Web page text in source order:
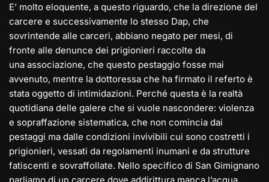
E’ molto eloquente, a questo riguardo, che la direzione del
carcere e successivamente lo stesso Dap, che
sovrintende alle carceri, abbiano negato per mesi, di
fronte alle denunce dei prigionieri raccolte da
una associazione, che questo pestaggio fosse mai
avvenuto, mentre la dottoressa che ha firmato il referto è
stata oggetto di intimidazioni. Perché questa è la realtà
quotidiana delle galere che si vuole nascondere: violenza
e sopraffazione sistematica, che non comincia dai
pestaggi ma dalle condizioni invivibili cui sono costretti i
prigionieri, vessati da regolamenti inumani e da strutture
fatiscenti e sovraffollate. Nello specifico di San Gimignano